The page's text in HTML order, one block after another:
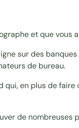
et que vous
sur des
de bureau.
qui, en plus de
de